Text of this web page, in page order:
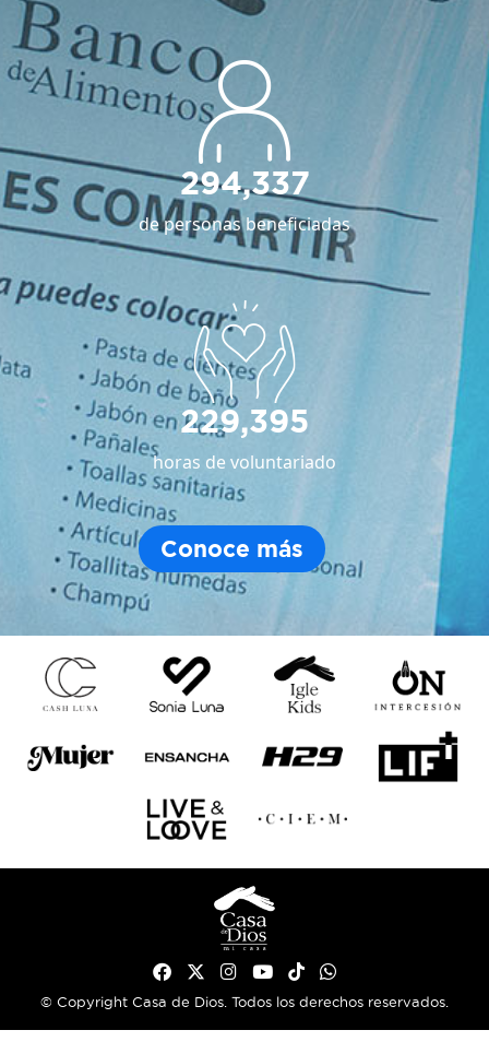
294,337
de personas beneficiadas
229,395
horas de voluntariado
Conoce más
© Copyright Casa de Dios. Todos los derechos reservados.